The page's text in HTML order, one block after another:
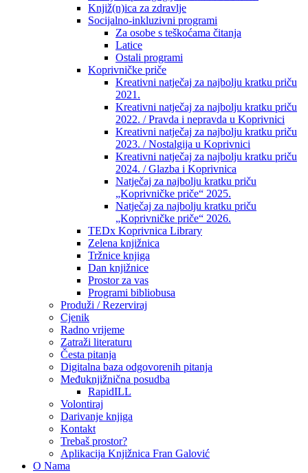
Knjiž(n)ica za zdravlje
Socijalno-inkluzivni programi
Za osobe s teškoćama čitanja
Latice
Ostali programi
Koprivničke priče
Kreativni natječaj za najbolju kratku priču
2021.
Kreativni natječaj za najbolju kratku priču
2022. / Pravda i nepravda u Koprivnici
Kreativni natječaj za najbolju kratku priču
2023. / Nostalgija u Koprivnici
Kreativni natječaj za najbolju kratku priču
2024. / Glazba i Koprivnica
Natječaj za najbolju kratku priču
„Koprivničke priče“ 2025.
Natječaj za najbolju kratku priču
„Koprivničke priče“ 2026.
TEDx Koprivnica Library
Zelena knjižnica
Tržnice knjiga
Dan knjižnice
Prostor za vas
Programi bibliobusa
Produži / Rezerviraj
Cjenik
Radno vrijeme
Zatraži literaturu
Česta pitanja
Digitalna baza odgovorenih pitanja
Međuknjižnična posudba
RapidILL
Volontiraj
Darivanje knjiga
Kontakt
Trebaš prostor?
Aplikacija Knjižnica Fran Galović
O Nama